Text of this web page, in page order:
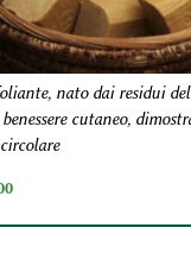
nato dai residui
cutaneo,